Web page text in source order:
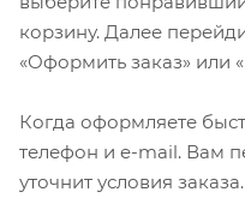
корзину. Далее
«Оформить заказ» или
Когда оформляете
телефон и e-mail. Вам
уточнит условия